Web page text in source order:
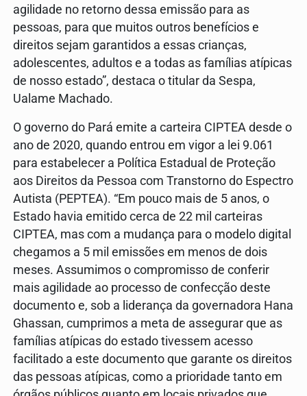
agilidade no retorno dessa emissão para as
pessoas, para que muitos outros benefícios e
direitos sejam garantidos a essas crianças,
adolescentes, adultos e a todas as famílias atípicas
de nosso estado”, destaca o titular da Sespa,
Ualame Machado.
O governo do Pará emite a carteira CIPTEA desde o
ano de 2020, quando entrou em vigor a lei 9.061
para estabelecer a Política Estadual de Proteção
aos Direitos da Pessoa com Transtorno do Espectro
Autista (PEPTEA). “Em pouco mais de 5 anos, o
Estado havia emitido cerca de 22 mil carteiras
CIPTEA, mas com a mudança para o modelo digital
chegamos a 5 mil emissões em menos de dois
meses. Assumimos o compromisso de conferir
mais agilidade ao processo de confecção deste
documento e, sob a liderança da governadora Hana
Ghassan, cumprimos a meta de assegurar que as
famílias atípicas do estado tivessem acesso
facilitado a este documento que garante os direitos
das pessoas atípicas, como a prioridade tanto em